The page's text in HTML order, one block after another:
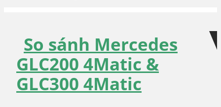
So sánh Mercedes
GLC200 4Matic &
GLC300 4Matic